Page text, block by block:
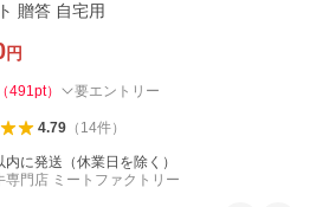
贈答 自宅用
円
（491pt） 要エントリー
4.79（ 14件）
に発送（休業日を除く）
専門店 ミートファクトリー